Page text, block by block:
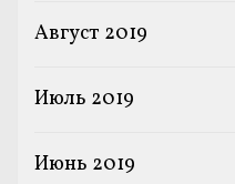
Август 2019
Июль 2019
Июнь 2019